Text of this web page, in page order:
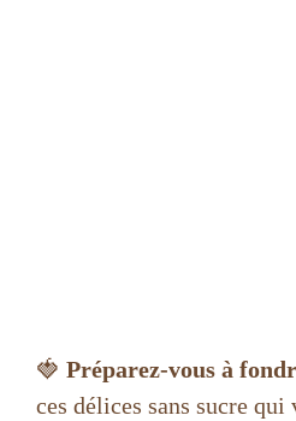
🍓 Préparez-vous à
ces délices sans sucre